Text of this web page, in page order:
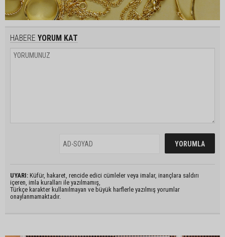
HABERE YORUM KAT
UYARI: Küfür, hakaret, rencide edici cümleler veya imalar, inançlara saldırı
içeren, imla kuralları ile yazılmamış,
Türkçe karakter kullanılmayan ve büyük harflerle yazılmış yorumlar
onaylanmamaktadır.